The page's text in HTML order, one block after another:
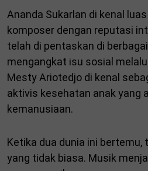
Ananda Sukarlan di kenal
komposer dengan reputasi
telah di pentaskan di
mengangkat isu sosial
Mesty Ariotedjo di kenal
aktivis kesehatan anak yang
kemanusiaan.
Ketika dua dunia ini
yang tidak biasa. Musik